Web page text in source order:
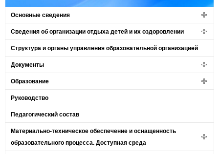
Основные сведения
Сведения об организации отдыха детей и их оздоровлении
Структура и органы управления образовательной организацией
Документы
Образование
Руководство
Педагогический состав
Материально-техническое обеспечение и оснащенность
образовательного процесса. Доступная среда